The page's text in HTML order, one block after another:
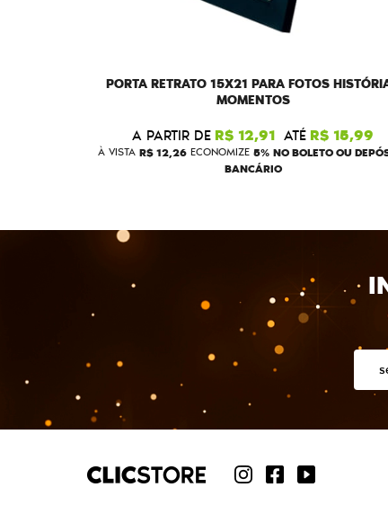
PORTA RETRATO 15X21 PARA FOTOS
MOMENTOS
A PARTIR DE R$ 12,91 ATÉ R$ 15,99
À VISTA R$ 12,26ECONOMIZE 5% NO BOLETO OU
BANCÁRIO